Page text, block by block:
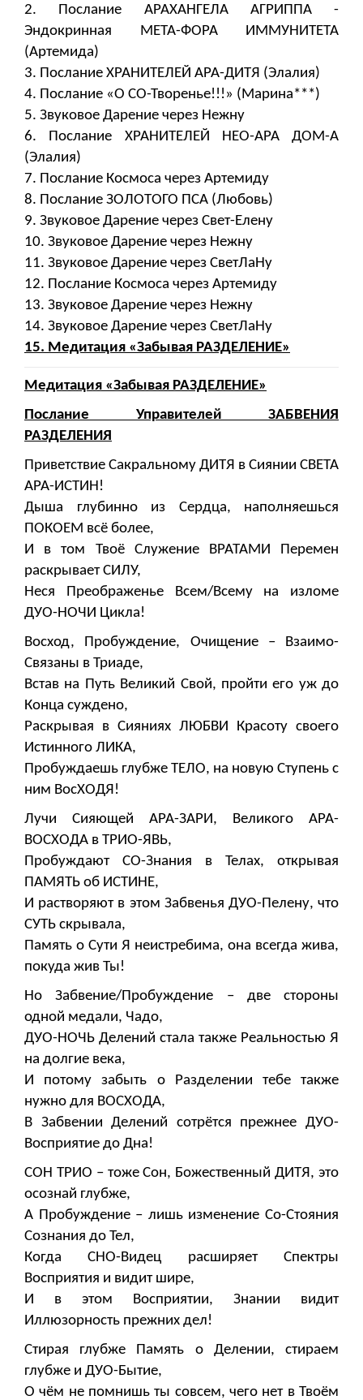
2. Послание АРАХАНГЕЛА АГРИППА -
Эндокринная МЕТА-ФОРА ИММУНИТЕТА
(Артемида)
3. Послание ХРАНИТЕЛЕЙ АРА-ДИТЯ (Элалия)
4. Послание «О СО-Творенье!!!» (Марина***)
5. Звуковое Дарение через Нежну
6. Послание ХРАНИТЕЛЕЙ НЕО-АРА ДОМ-А
(Элалия)
7. Послание Космоса через Артемиду
8. Послание ЗОЛОТОГО ПСА (Любовь)
9. Звуковое Дарение через Свет-Елену
10. Звуковое Дарение через Нежну
11. Звуковое Дарение через СветЛаНу
12. Послание Космоса через Артемиду
13. Звуковое Дарение через Нежну
14. Звуковое Дарение через СветЛаНу
15. Медитация «Забывая РАЗДЕЛЕНИЕ»
Медитация «Забывая РАЗДЕЛЕНИЕ»
Послание Управителей ЗАБВЕНИЯ
РАЗДЕЛЕНИЯ
Приветствие Сакральному ДИТЯ в Сиянии СВЕТА
АРА-ИСТИН!
Дыша глубинно из Сердца, наполняешься
ПОКОЕМ всё более,
И в том Твоё Служение ВРАТАМИ Перемен
раскрывает СИЛУ,
Неся Преображенье Всем/Всему на изломе
ДУО-НОЧИ Цикла!
Восход, Пробуждение, Очищение – Взаимо-
Связаны в Триаде,
Встав на Путь Великий Свой, пройти его уж до
Конца суждено,
Раскрывая в Сияниях ЛЮБВИ Красоту своего
Истинного ЛИКА,
Пробуждаешь глубже ТЕЛО, на новую Ступень с
ним ВосХОДЯ!
Лучи Сияющей АРА-ЗАРИ, Великого АРА-
ВОСХОДА в ТРИО-ЯВЬ,
Пробуждают СО-Знания в Телах, открывая
ПАМЯТЬ об ИСТИНЕ,
И растворяют в этом Забвенья ДУО-Пелену, что
СУТЬ скрывала,
Память о Сути Я неистребима, она всегда жива,
покуда жив Ты!
Но Забвение/Пробуждение – две стороны
одной медали, Чадо,
ДУО-НОЧЬ Делений стала также Реальностью Я
на долгие века,
И потому забыть о Разделении тебе также
нужно для ВОСХОДА,
В Забвении Делений сотрётся прежнее ДУО-
Восприятие до Дна!
СОН ТРИО – тоже Сон, Божественный ДИТЯ, это
осознай глубже,
А Пробуждение – лишь изменение Со-Стояния
Сознания до Тел,
Когда СНО-Видец расширяет Спектры
Восприятия и видит шире,
И в этом Восприятии, Знании видит
Иллюзорность прежних дел!
Стирая глубже Память о Делении, стираем
глубже и ДУО-Бытие,
О чём не помнишь ты совсем, чего нет в Твоём